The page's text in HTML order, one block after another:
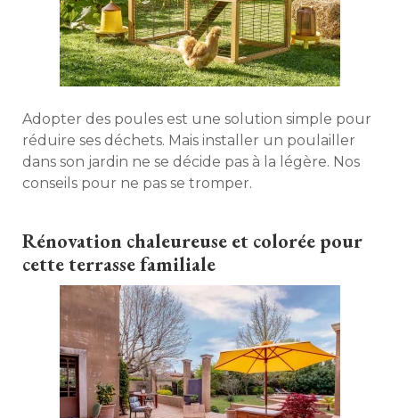
Adopter des poules est une solution simple pour
réduire ses déchets. Mais installer un poulailler
dans son jardin ne se décide pas à la légère. Nos
conseils pour ne pas se tromper.
Rénovation chaleureuse et colorée pour
cette terrasse familiale